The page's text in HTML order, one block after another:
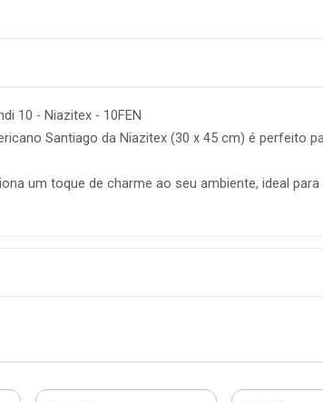
10 - Niazitex - 10FEN
Santiago da Niazitex (30 x 45 cm) é perfeito
um toque de charme ao seu ambiente, ideal